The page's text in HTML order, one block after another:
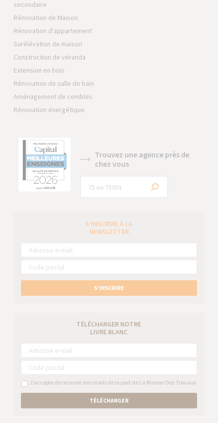
secondaire
Rénovation de Maison
Rénovation d'appartement
Surélévation de maison
Construction de véranda
Extension en bois
Rénovation de salle de bain
Aménagement de combles
Rénovation énergétique
Trouvez une agence près de
chez vous
S’INSCRIRE À LA
NEWSLETTER
S’INSCRIRE
TÉLÉCHARGER NOTRE
LIVRE BLANC
J’accepte de recevoir des mails de la part de La Maison Des Travaux
TÉLÉCHARGER